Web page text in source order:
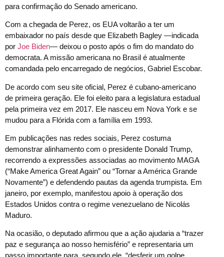
para confirmação do Senado americano.
Com a chegada de Perez, os EUA voltarão a ter um
embaixador no país desde que Elizabeth Bagley —indicada
por Joe Biden— deixou o posto após o fim do mandato do
democrata. A missão americana no Brasil é atualmente
comandada pelo encarregado de negócios, Gabriel Escobar.
De acordo com seu site oficial, Perez é cubano-americano
de primeira geração. Ele foi eleito para a legislatura estadual
pela primeira vez em 2017. Ele nasceu em Nova York e se
mudou para a Flórida com a família em 1993.
Em publicações nas redes sociais, Perez costuma
demonstrar alinhamento com o presidente Donald Trump,
recorrendo a expressões associadas ao movimento MAGA
(“Make America Great Again” ou “Tornar a América Grande
Novamente”) e defendendo pautas da agenda trumpista. Em
janeiro, por exemplo, manifestou apoio à operação dos
Estados Unidos contra o regime venezuelano de Nicolás
Maduro.
Na ocasião, o deputado afirmou que a ação ajudaria a “trazer
paz e segurança ao nosso hemisfério” e representaria um